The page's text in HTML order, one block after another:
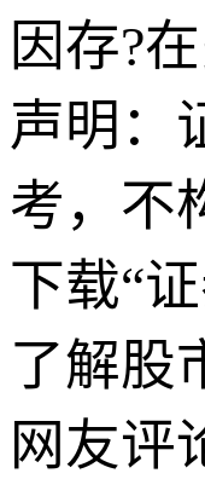
因存?
声明：
考，不
下载“
了解股
网友评